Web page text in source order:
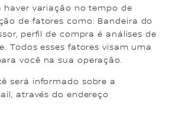
haver variação no tempo de
de fatores como: Bandeira do
perfil de compra é análises de
Todos esses fatores visam uma
você na sua operação.
será informado sobre a
através do endereço